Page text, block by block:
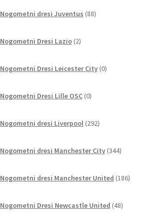
Nogometni dresi Juventus 88izdelkov
Nogometni Dresi Lazio 2izdelka
Nogometni Dresi Leicester City 0izdelkov
Nogometni Dresi Lille OSC 0izdelkov
Nogometni dresi Liverpool 292izdelkov
Nogometni dresi Manchester City 344izdelkov
Nogometni dresi Manchester United 186izdelkov
Nogometni Dresi Newcastle United 48izdelkov